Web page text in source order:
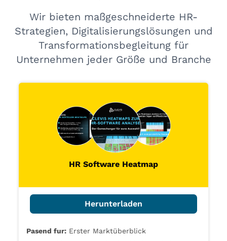
Wir bieten maßgeschneiderte HR-
Strategien, Digitalisierungslösungen und
Transformationsbegleitung für
Unternehmen jeder Größe und Branche
HR Software Heatmap
Herunterladen
Pasend fur: Erster Marktüberblick